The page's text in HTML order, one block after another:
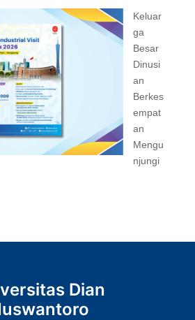
Keluar
ga
Besar
Dinusi
an
Berkes
empat
an
Mengu
njungi
Dian